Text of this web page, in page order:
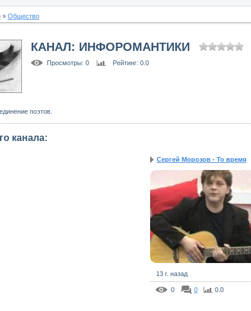
» Общество
КАНАЛ: ИНФОРОМАНТИКИ
Просмотры: 0 Рейтинг: 0.0
поэтов.
канала:
Сергей Морозов - То время
13 г. назад
0 0 0.0